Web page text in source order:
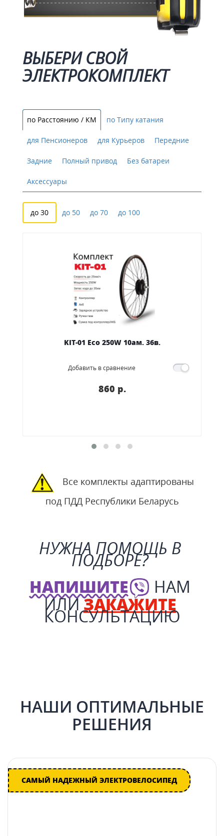
ВЫБЕРИ СВОЙ
ЭЛЕКТРОКОМПЛЕКТ
по Расстоянию / КМ по Типу катания
для Пенсионеров для Курьеров Передние
Задние Полный привод Без батареи
Аксессуары
до 30 до 50 до 70 до 100
KIT-01 Eco 250W 10ам. 36в.
Добавить в сравнение
860 p.
Все комплекты адаптированы
под ПДД Республики Беларусь
НУЖНА ПОМОЩЬ В
ПОДБОРЕ?
НАПИШИТЕ
НАМ
ИЛИ ЗАКАЖИТЕ
КОНСУЛЬТАЦИЮ
НАШИ ОПТИМАЛЬНЫЕ
РЕШЕНИЯ
САМЫЙ НАДЕЖНЫЙ ЭЛЕКТРОВЕЛОСИПЕД